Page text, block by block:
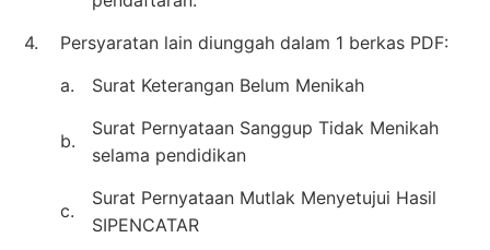
4.
Persyaratan lain diunggah dalam 1 berkas PDF:
a.
Surat Keterangan Belum Menikah
b.
Surat Pernyataan Sanggup Tidak Menikah
selama pendidikan
c.
Surat Pernyataan Mutlak Menyetujui Hasil
SIPENCATAR